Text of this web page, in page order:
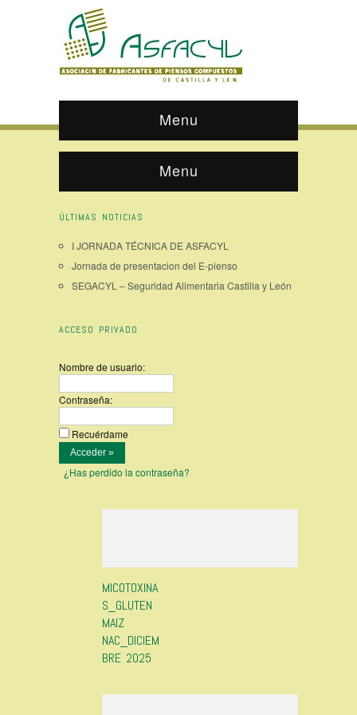
Menu
Menu
ÚLTIMAS NOTICIAS
I JORNADA TÉCNICA DE ASFACYL
Jornada de presentacion del E-pienso
SEGACYL – Seguridad Alimentaria Castilla y León
ACCESO PRIVADO
Nombre de usuario:
Contraseña:
Recuérdame
¿Has perdido la contraseña?
MICOTOXINA
S_GLUTEN
MAIZ
NAC_DICIEM
BRE 2025